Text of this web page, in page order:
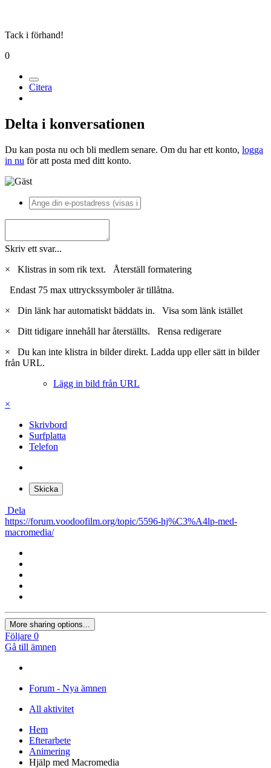
Tack i förhand!
0
Citera
Delta i konversationen
Du kan posta nu och bli medlem senare. Om du har ett konto, logga
in nu för att posta med ditt konto.
Skriv ett svar...
×
Klistras in som rik text. Återställ formatering
Endast 75 max uttryckssymboler är tillåtna.
×
Din länk har automatiskt bäddats in. Visa som länk istället
×
Ditt tidigare innehåll har återställts. Rensa redigerare
×
Du kan inte klistra in bilder direkt. Ladda upp eller sätt in bilder
från URL.
Lägg in bild från URL
×
Skrivbord
Surfplatta
Telefon
Skicka
Dela
https://forum.voodoofilm.org/topic/5596-hj%C3%A4lp-med-
macromedia/
More sharing options...
Följare 0
Gå till ämnen
Forum - Nya ämnen
All aktivitet
Hem
Efterarbete
Animering
Hjälp med Macromedia